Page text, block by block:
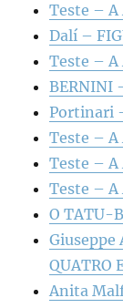
Teste – A
Dalí –
Teste – A
BERNINI
Portinari
Teste – A
Teste – A
Teste – A
O TATU-
Giuseppe
QUATRO
Anita